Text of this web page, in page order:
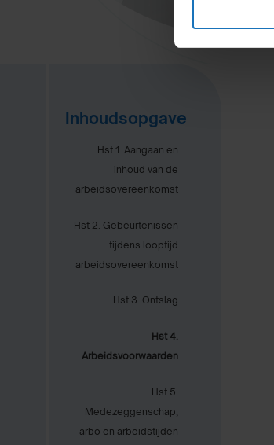
Inhoudsopgave
Hst 1. Aangaan en
inhoud van de
arbeidsovereenkomst
Hst 2. Gebeurtenissen
tijdens looptijd
arbeidsovereenkomst
Hst 3. Ontslag
Hst 4.
Arbeidsvoorwaarden
Hst 5.
Medezeggenschap,
arbo en arbeidstijden